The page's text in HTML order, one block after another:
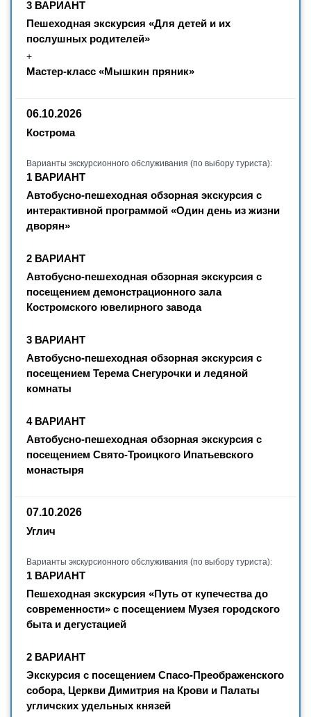
3 ВАРИАНТ
Пешеходная экскурсия «Для детей и их
послушных родителей»
+
Мастер-класс «Мышкин пряник»
06.10.2026
Кострома
Варианты экскурсионного обслуживания (по выбору туриста):
1 ВАРИАНТ
Автобусно-пешеходная обзорная экскурсия с
интерактивной программой «Один день из жизни
дворян»
2 ВАРИАНТ
Автобусно-пешеходная обзорная экскурсия с
посещением демонстрационного зала
Костромского ювелирного завода
3 ВАРИАНТ
Автобусно-пешеходная обзорная экскурсия с
посещением Терема Снегурочки и ледяной
комнаты
4 ВАРИАНТ
Автобусно-пешеходная обзорная экскурсия с
посещением Свято-Троицкого Ипатьевского
монастыря
07.10.2026
Углич
Варианты экскурсионного обслуживания (по выбору туриста):
1 ВАРИАНТ
Пешеходная экскурсия «Путь от купечества до
современности» с посещением Музея городского
быта и дегустацией
2 ВАРИАНТ
Экскурсия с посещением Спасо-Преображенского
собора, Церкви Димитрия на Крови и Палаты
угличских удельных князей